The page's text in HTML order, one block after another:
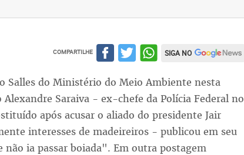
COMPARTILHE SIGA NO
Salles do Ministério do Meio Ambiente nesta
Alexandre Saraiva - ex-chefe da Polícia Federal no
após acusar o aliado do presidente Jair
interesses de madeireiros - publicou em seu
ia passar boiada". Em outra postagem